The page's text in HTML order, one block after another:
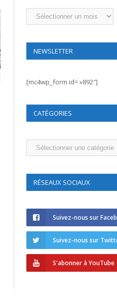
Archives
NEWSLETTER
[mc4wp_form id= »892″]
CATÉGORIES
Catégories
RÉSEAUX SOCIAUX
Suivez-nous sur
Suivez-nous sur
S'abonner à YouTube